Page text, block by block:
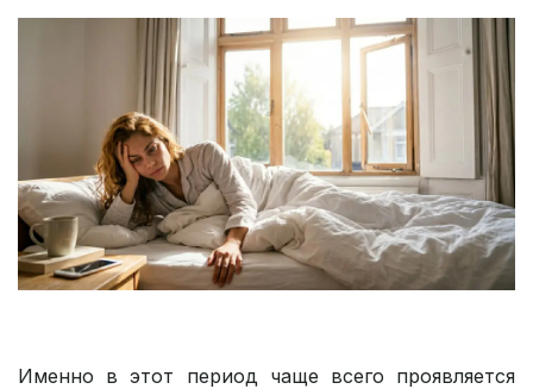
Именно в этот период чаще всего проявляется